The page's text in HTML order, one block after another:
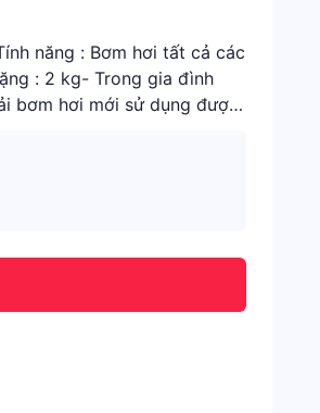
năng : Bơm hơi tất cả các
: 2 kg- Trong gia đình
bơm hơi mới sử dụng được!